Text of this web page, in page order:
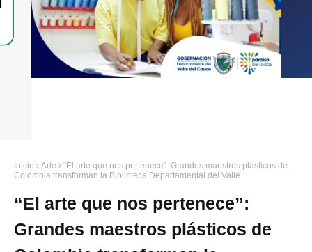
Inicio Arte
“El arte que nos pertenece”: Grandes maestros plásticos de
Colombia transforman la Biblioteca Departamental del Valle
“El arte que nos pertenece”:
Grandes maestros plásticos de